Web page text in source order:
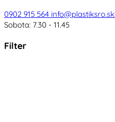
0902 915 564 info@plastiksro.sk
Sobota: 7.30 - 11.45
Filter